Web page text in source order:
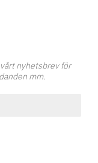
nyhetsbrev för
mm.